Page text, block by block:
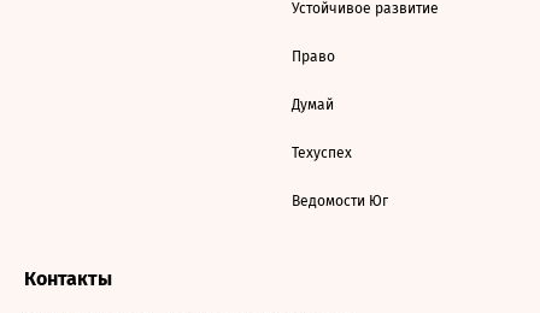
Устойчивое развитие
Право
Думай
Техуспех
Ведомости Юг
Контакты